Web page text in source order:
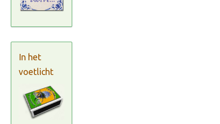
In het
voetlicht